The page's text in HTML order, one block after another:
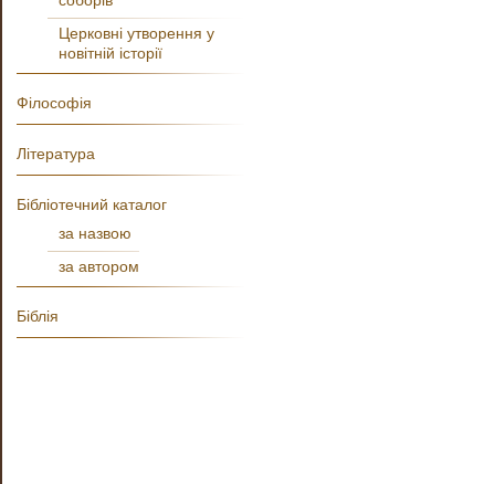
Церковні утворення у
новітній історії
Філософія
Література
Бібліотечний каталог
за назвою
за автором
Біблія